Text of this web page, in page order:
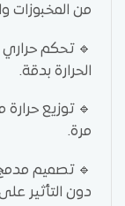
من المخبوزات
🔹 تحكم
الحرارة بدقة.
🔹 توزيع
مرة.
🔹 تصميم
دون التأثير